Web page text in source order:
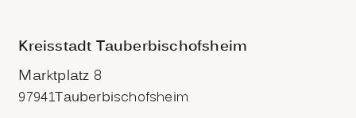
Kreisstadt Tauberbischofsheim
Marktplatz 8
97941Tauberbischofsheim